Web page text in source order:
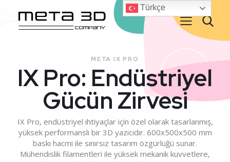
META IX PRO
IX Pro: Endüstriyel
Gücün Zirvesi
IX Pro, endüstriyel ihtiyaçlar için özel olarak tasarlanmış,
yüksek performanslı bir 3D yazıcıdır. 600x500x500 mm
baskı hacmi ile sınırsız tasarım özgürlüğü sunar.
Mühendislik filamentleri ile yüksek mekanik kuvvetlere,
Türkçe